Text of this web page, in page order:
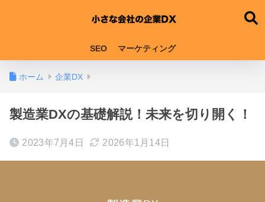
SEO マーケティング
ホーム 企業DX
製造業DXの基礎解説！未来を切り開く！
2023年7月4日 2026年1月14日